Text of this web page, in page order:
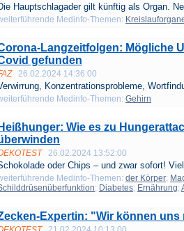
Hauptschlagader gilt künftig als Organ.
Medinfo-Themen:
Langzeitfolgen: Mögliche
gefunden
26.02.2024 14:36:00
Konzentrationsprobleme,
Medinfo-Themen: Gehirn
Heißhunger: Wie es zu
26.02.2024 13:52:00
oder Chips – und zwar sofort!
Medinfo-Themen: der Körper;
; Diabetes; Ernährung;
Expertin: "Wir können